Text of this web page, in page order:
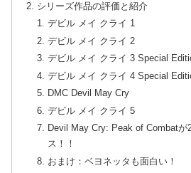
シリーズ作品の評価と紹介
デビル メイ クライ 1
デビル メイ クライ 2
デビル メイ クライ 3 Special
デビル メイ クライ 4 Special
DMC Devil May Cry
デビル メイ クライ 5
Devil May Cry: Peak of Combatが
ス！！
おまけ：ベヨネッタも面白い！